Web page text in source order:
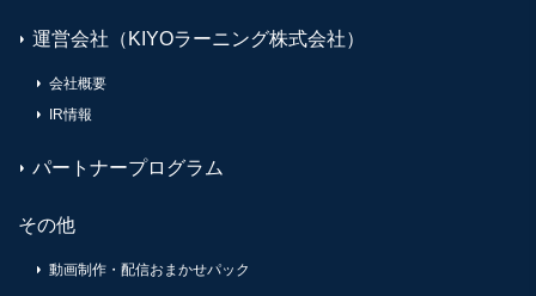
運営会社（KIYOラーニング株式会社）
会社概要
IR情報
パートナープログラム
その他
動画制作・配信おまかせパック